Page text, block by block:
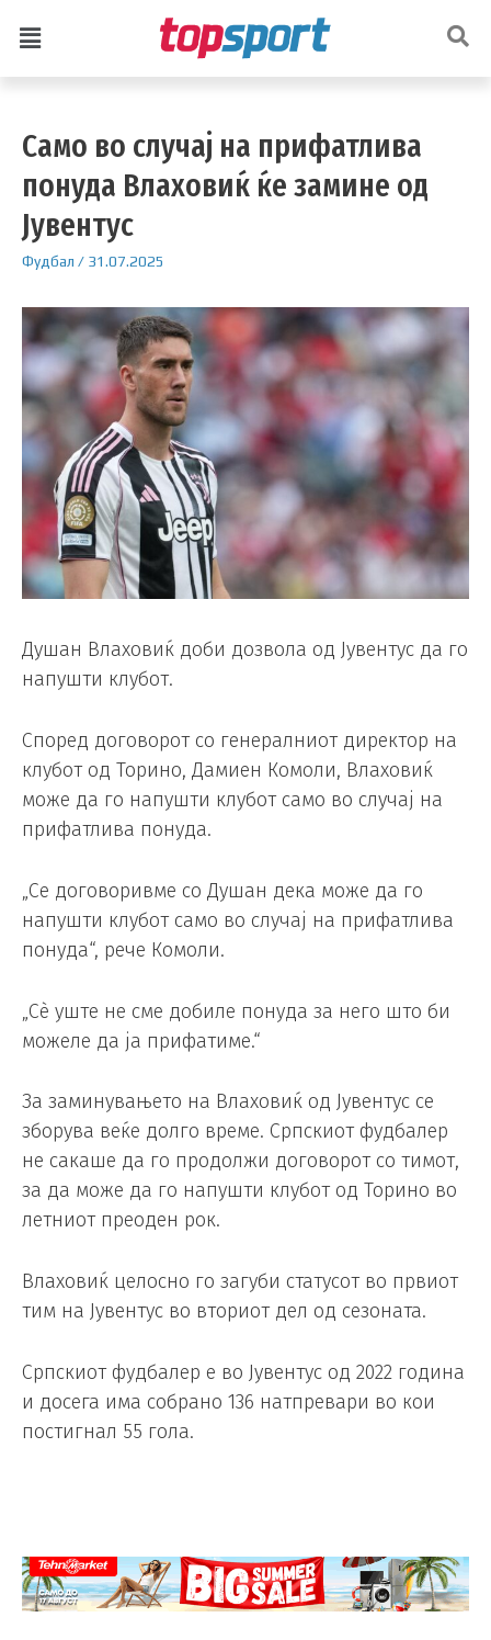
Само во случај на прифатлива
понуда Влаховиќ ќе замине од
Јувентус
Фудбал / 31.07.2025
Душан Влаховиќ доби дозвола од Јувентус да го
напушти клубот.
Според договорот со генералниот директор на
клубот од Торино, Дамиен Комоли, Влаховиќ
може да го напушти клубот само во случај на
прифатлива понуда.
„Се договоривме со Душан дека може да го
напушти клубот само во случај на прифатлива
понуда“, рече Комоли.
„Сè уште не сме добиле понуда за него што би
можеле да ја прифатиме.“
За заминувањето на Влаховиќ од Јувентус се
зборува веќе долго време. Српскиот фудбалер
не сакаше да го продолжи договорот со тимот,
за да може да го напушти клубот од Торино во
летниот преоден рок.
Влаховиќ целосно го загуби статусот во првиот
тим на Јувентус во вториот дел од сезоната.
Српскиот фудбалер е во Јувентус од 2022 година
и досега има собрано 136 натпревари во кои
постигнал 55 гола.